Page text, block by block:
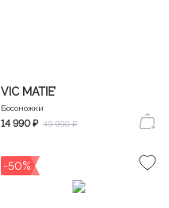
VIC MATIE’
Босоножки
14 990 ₽ 49 990 ₽
-50%